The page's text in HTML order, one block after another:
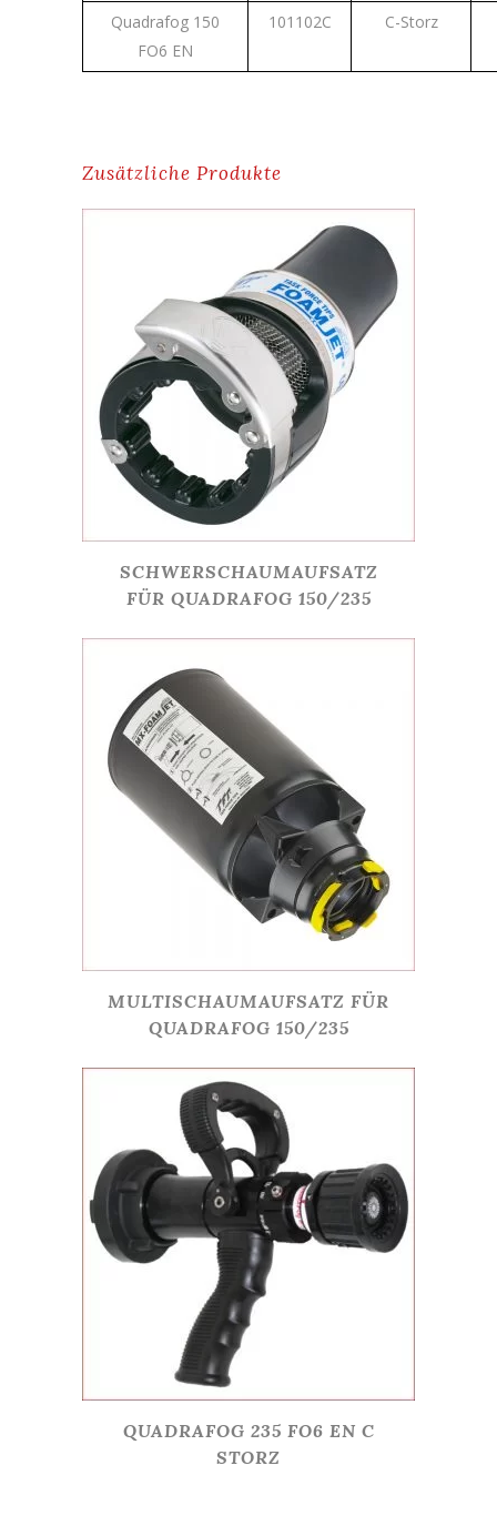
Quadrafog 150
FO6 EN
101102C C-Storz
Zusätzliche Produkte
SCHWERSCHAUMAUFSATZ
FÜR QUADRAFOG 150/235
MULTISCHAUMAUFSATZ FÜR
QUADRAFOG 150/235
QUADRAFOG 235 FO6 EN C
STORZ